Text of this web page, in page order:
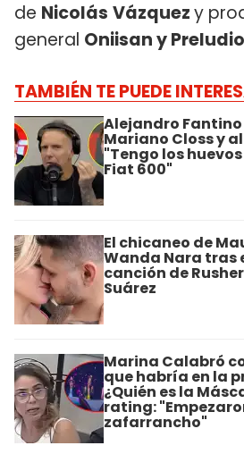
de Nicolás Vázquezy
general Oniisan y
TAMBIÉN TE PUEDE
Alejandro
Mariano Closs y
"Tengo los
Fiat 600"
El chicaneo de
Wanda Nara tras
canción de
Suárez
Marina Calabró
que habría en la
¿Quién es la
rating:
zafarrancho"